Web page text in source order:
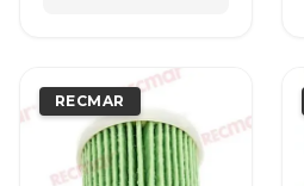
RECMAR